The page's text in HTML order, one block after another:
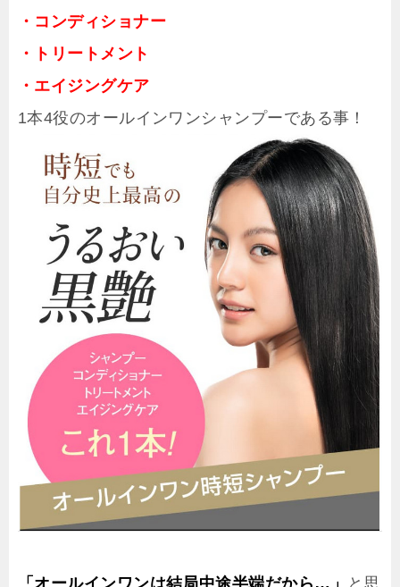
・コンディショナー
・トリートメント
・エイジングケア
1本4役のオールインワンシャンプーである事！